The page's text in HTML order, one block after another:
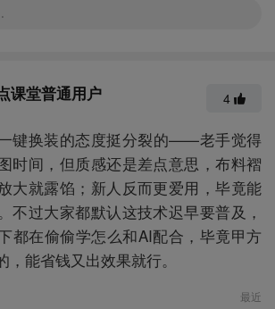
4
键换装的态度挺分裂的——老手觉得
时间，但质感还是差点意思，布料褶
大就露馅；新人反而更爱用，毕竟能
不过大家都默认这技术迟早要普及，
都在偷偷学怎么和AI配合，毕竟甲方
能省钱又出效果就行。
最近